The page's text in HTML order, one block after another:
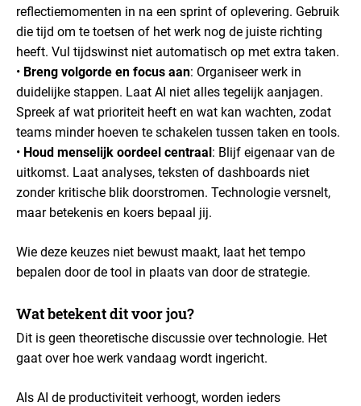
reflectiemomenten in na een sprint of oplevering. Gebruik
die tijd om te toetsen of het werk nog de juiste richting
heeft. Vul tijdswinst niet automatisch op met extra taken.
• Breng volgorde en focus aan: Organiseer werk in
duidelijke stappen. Laat AI niet alles tegelijk aanjagen.
Spreek af wat prioriteit heeft en wat kan wachten, zodat
teams minder hoeven te schakelen tussen taken en tools.
• Houd menselijk oordeel centraal: Blijf eigenaar van de
uitkomst. Laat analyses, teksten of dashboards niet
zonder kritische blik doorstromen. Technologie versnelt,
maar betekenis en koers bepaal jij.
Wie deze keuzes niet bewust maakt, laat het tempo
bepalen door de tool in plaats van door de strategie.
Wat betekent dit voor jou?
Dit is geen theoretische discussie over technologie. Het
gaat over hoe werk vandaag wordt ingericht.
Als AI de productiviteit verhoogt, worden ieders